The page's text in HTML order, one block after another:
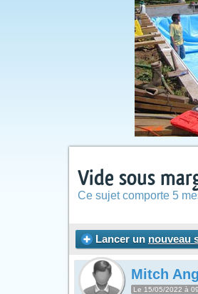
Vide sous
Ce sujet comporte 5
Lancer un nouveau
Mitch
Le 15/05/2022 à